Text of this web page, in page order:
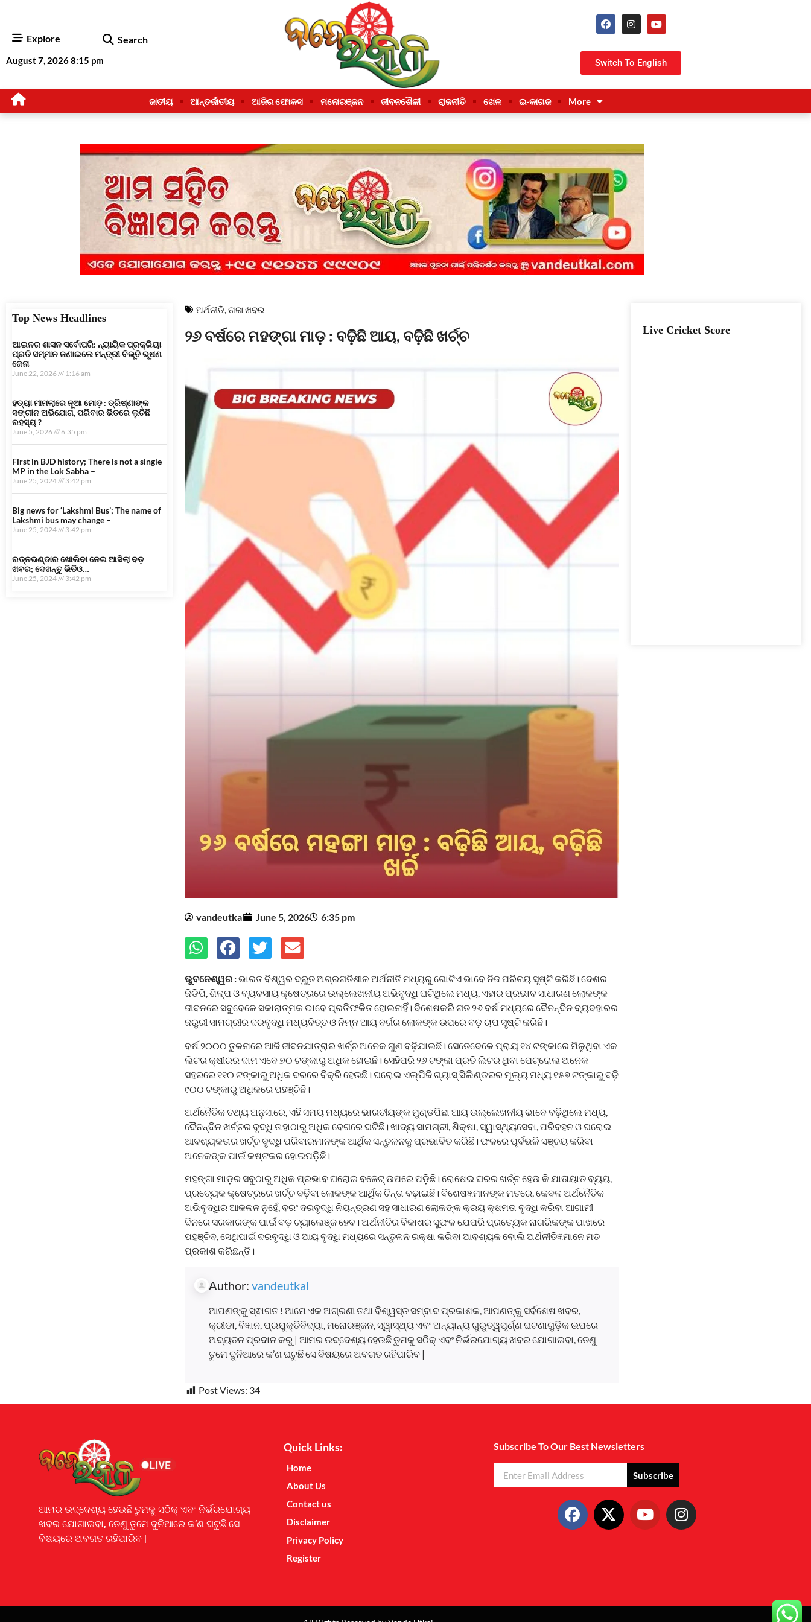
Explore Search
August 7, 2026 8:15 pm Switch To English
ଜାତୀୟ ଆନ୍ତର୍ଜାତୀୟ ଆଜିର ଫୋକସ ମନୋରଞ୍ଜନ ଜୀବନଶୈଳୀ ରାଜନୀତି ଖେଳ ଇ-କାଗଜ More
Top News Headlines
ଆଇନର ଶାସନ ସର୍ବୋପରି: ନ୍ୟାୟିକ ପ୍ରକ୍ରିୟା
ପ୍ରତି ସମ୍ମାନ ଜଣାଇଲେ ମନ୍ତ୍ରୀ ବିଭୂତି ଭୂଷଣ
ଜେନା
June 22, 2026 1:16 am
ହତ୍ୟା ମାମଲାରେ ନୂଆ ମୋଡ଼ : ତ୍ରିଷ୍ଣାଙ୍କ
ସଙ୍ଗୀନ ଅଭିଯୋଗ, ପରିବାର ଭିତରେ ଲୁଚିଛି
ରହସ୍ୟ ?
June 5, 2026 6:35 pm
First in BJD history; There is not a single
MP in the Lok Sabha –
June 25, 2024 3:42 pm
Big news for ‘Lakshmi Bus’; The name of
Lakshmi bus may change –
June 25, 2024 3:42 pm
ରତ୍ନଭଣ୍ଡାର ଖୋଲିବା ନେଇ ଆସିଲା ବଡ଼
ଖବର; ଦେଖନ୍ତୁ ଭିଡିଓ…
June 25, 2024 3:42 pm
ଅର୍ଥନୀତି,ତାଜା ଖବର
୨୬ ବର୍ଷରେ ମହଙ୍ଗା ମାଡ଼ : ବଢ଼ିଛି ଆୟ, ବଢ଼ିଛି ଖର୍ଚ୍ଚ
vandeutkal June 5, 2026 6:35 pm
ଭୁବନେଶ୍ୱର :ଭାରତ ବିଶ୍ୱର ଦ୍ରୁତ ଅଗ୍ରଗତିଶୀଳ ଅର୍ଥନୀତି ମଧ୍ୟରୁ ଗୋଟିଏ ଭାବେ ନିଜ ପରିଚୟ ସୃଷ୍ଟି କରିଛି। ଦେଶର
ଜିଡିପି, ଶିଳ୍ପ ଓ ବ୍ୟବସାୟ କ୍ଷେତ୍ରରେ ଉଲ୍ଲେଖନୀୟ ଅଭିବୃଦ୍ଧି ଘଟିଥିଲେ ମଧ୍ୟ, ଏହାର ପ୍ରଭାବ ସାଧାରଣ ଲୋକଙ୍କ
ଜୀବନରେ ସବୁବେଳେ ସକାରାତ୍ମକ ଭାବେ ପ୍ରତିଫଳିତ ହୋଇନାହିଁ। ବିଶେଷକରି ଗତ ୨୬ ବର୍ଷ ମଧ୍ୟରେ ଦୈନନ୍ଦିନ ବ୍ୟବହାରର
ଜରୁରୀ ସାମଗ୍ରୀର ଦରବୃଦ୍ଧି ମଧ୍ୟବିତ୍ତ ଓ ନିମ୍ନ ଆୟ ବର୍ଗର ଲୋକଙ୍କ ଉପରେ ବଡ଼ ଚାପ ସୃଷ୍ଟି କରିଛି।
ବର୍ଷ ୨୦୦୦ ତୁଳନାରେ ଆଜି ଜୀବନଯାତ୍ରାର ଖର୍ଚ୍ଚ ଅନେକ ଗୁଣ ବଢ଼ିଯାଇଛି। ସେତେବେଳେ ପ୍ରାୟ ୧୪ ଟଙ୍କାରେ ମିଳୁଥିବା ଏକ
ଲିଟର କ୍ଷୀରର ଦାମ ଏବେ ୭୦ ଟଙ୍କାରୁ ଅଧିକ ହୋଇଛି। ସେହିପରି ୨୬ ଟଙ୍କା ପ୍ରତି ଲିଟର ଥିବା ପେଟ୍ରୋଲ ଅନେକ
ସହରରେ ୧୧୦ ଟଙ୍କାରୁ ଅଧିକ ଦରରେ ବିକ୍ରି ହେଉଛି। ଘରୋଇ ଏଲ୍‌ପିଜି ଗ୍ୟାସ୍ ସିଲିଣ୍ଡରର ମୂଲ୍ୟ ମଧ୍ୟ ୧୫୭ ଟଙ୍କାରୁ ବଢ଼ି
୯୦୦ ଟଙ୍କାରୁ ଅଧିକରେ ପହଞ୍ଚିଛି।
ଅର୍ଥନୈତିକ ତଥ୍ୟ ଅନୁସାରେ, ଏହି ସମୟ ମଧ୍ୟରେ ଭାରତୀୟଙ୍କ ମୁଣ୍ଡପିଛା ଆୟ ଉଲ୍ଲେଖନୀୟ ଭାବେ ବଢ଼ିଥିଲେ ମଧ୍ୟ,
ଦୈନନ୍ଦିନ ଖର୍ଚ୍ଚର ବୃଦ୍ଧି ତାହାଠାରୁ ଅଧିକ ବେଗରେ ଘଟିଛି। ଖାଦ୍ୟ ସାମଗ୍ରୀ, ଶିକ୍ଷା, ସ୍ୱାସ୍ଥ୍ୟସେବା, ପରିବହନ ଓ ଘରୋଇ
ଆବଶ୍ୟକତାର ଖର୍ଚ୍ଚ ବୃଦ୍ଧି ପରିବାରମାନଙ୍କ ଆର୍ଥିକ ସନ୍ତୁଳନକୁ ପ୍ରଭାବିତ କରିଛି। ଫଳରେ ପୂର୍ବଭଳି ସଞ୍ଚୟ କରିବା
ଅନେକଙ୍କ ପାଇଁ କଷ୍ଟକର ହୋଇପଡ଼ିଛି।
ମହଙ୍ଗା ମାଡ଼ର ସବୁଠାରୁ ଅଧିକ ପ୍ରଭାବ ଘରୋଇ ବଜେଟ୍ ଉପରେ ପଡ଼ିଛି। ରୋଷେଇ ଘରର ଖର୍ଚ୍ଚ ହେଉ କି ଯାତାୟାତ ବ୍ୟୟ,
ପ୍ରତ୍ୟେକ କ୍ଷେତ୍ରରେ ଖର୍ଚ୍ଚ ବଢ଼ିବା ଲୋକଙ୍କ ଆର୍ଥିକ ଚିନ୍ତା ବଢ଼ାଇଛି। ବିଶେଷଜ୍ଞମାନଙ୍କ ମତରେ, କେବଳ ଅର୍ଥନୈତିକ
ଅଭିବୃଦ୍ଧିର ଆକଳନ ନୁହେଁ, ବରଂ ଦରବୃଦ୍ଧି ନିୟନ୍ତ୍ରଣ ସହ ସାଧାରଣ ଲୋକଙ୍କ କ୍ରୟ କ୍ଷମତା ବୃଦ୍ଧି କରିବା ଆଗାମୀ
ଦିନରେ ସରକାରଙ୍କ ପାଇଁ ବଡ଼ ଚ୍ୟାଲେଞ୍ଜ ହେବ। ଅର୍ଥନୀତିର ବିକାଶର ସୁଫଳ ଯେପରି ପ୍ରତ୍ୟେକ ନାଗରିକଙ୍କ ପାଖରେ
ପହଞ୍ଚିବ, ସେଥିପାଇଁ ଦରବୃଦ୍ଧି ଓ ଆୟ ବୃଦ୍ଧି ମଧ୍ୟରେ ସନ୍ତୁଳନ ରକ୍ଷା କରିବା ଆବଶ୍ୟକ ବୋଲି ଅର୍ଥନୀତିଜ୍ଞମାନେ ମତ
ପ୍ରକାଶ କରିଛନ୍ତି।
Author: vandeutkal
ଆପଣଙ୍କୁ ସ୍ଵାଗତ ! ଆମେ ଏକ ଅଗ୍ରଣୀ ତଥା ବିଶ୍ୱସ୍ତ ସମ୍ବାଦ ପ୍ରକାଶକ, ଆପଣଙ୍କୁ ସର୍ବଶେଷ ଖବର,
କ୍ରୀଡା, ବିଜ୍ଞାନ, ପ୍ରଯୁକ୍ତିବିଦ୍ୟା, ମନୋରଞ୍ଜନ, ସ୍ୱାସ୍ଥ୍ୟ ଏବଂ ଅନ୍ୟାନ୍ୟ ଗୁରୁତ୍ୱପୂର୍ଣ୍ଣ ଘଟଣାଗୁଡ଼ିକ ଉପରେ
ଅଦ୍ୟତନ ପ୍ରଦାନ କରୁ | ଆମର ଉଦ୍ଦେଶ୍ୟ ହେଉଛି ତୁମକୁ ସଠିକ୍ ଏବଂ ନିର୍ଭରଯୋଗ୍ୟ ଖବର ଯୋଗାଇବା, ତେଣୁ
ତୁମେ ଦୁନିଆରେ କ’ଣ ଘଟୁଛି ସେ ବିଷୟରେ ଅବଗତ ରହିପାରିବ |
Post Views: 34
Live Cricket Score
ଆମର ଉଦ୍ଦେଶ୍ୟ ହେଉଛି ତୁମକୁ ସଠିକ୍ ଏବଂ ନିର୍ଭରଯୋଗ୍ୟ
ଖବର ଯୋଗାଇବା, ତେଣୁ ତୁମେ ଦୁନିଆରେ କ’ଣ ଘଟୁଛି ସେ
ବିଷୟରେ ଅବଗତ ରହିପାରିବ |
Quick Links:
Home
About Us
Contact us
Disclaimer
Privacy Policy
Register
Subscribe To Our Best Newsletters
Subscribe